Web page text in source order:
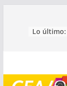
Lo último: